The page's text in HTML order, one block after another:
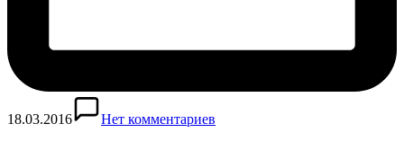
18.03.2016 Нет комментариев